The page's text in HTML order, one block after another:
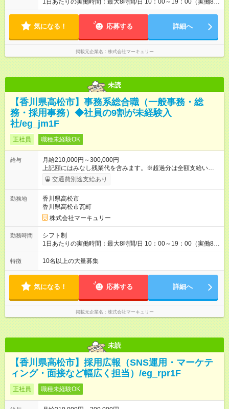
1日あたりの実働時間：最大8時間/日 10：00～19：00（実働8時
間） ※勤務地により異なります。
気になる！ 応募する 詳細へ
掲載元企業名 株式会社マーキュリー
未読
【香川県高松市】事務系総合職（一般事務・総
務・採用事務）◆社員の9割が未経験入
社/eg_jm1F
正社員 職種未経験OK
給与
月給210,000円～300,000円
上記額にはみなし残業代を含みます。※超過分は全額支給いたし
ます。 みなし残業代 14,616円／月 みなし残業時間 10時間／月
※能力やスキルを考慮の上、当社規程により決定します。 ーー
に1回の「年次昇給」があり、仕事での成果にあわせて昇給しま
す。特に頑張っている人は、上長の裁量でさらにプラスの昇給
となることも。努力や成長が収入につながる環境です。 【試用
期間】試用期間あり 試用期間の長さ：3ヶ月 雇用形態、給与は
本採用時と同じです。
交通費別途支給あり
勤務地
香川県高松市
香川県高松市瓦町
株式会社マーキュリー
勤務時間
シフト制
1日あたりの実働時間：最大8時間/日 10：00～19：00（実働8時
間） ※勤務地により異なります。
特徴 10名以上の大量募集
気になる！ 応募する 詳細へ
掲載元企業名 株式会社マーキュリー
未読
【香川県高松市】採用広報（SNS運用・マーケテ
ィング・面接など幅広く担当）/eg_rpr1F
正社員 職種未経験OK